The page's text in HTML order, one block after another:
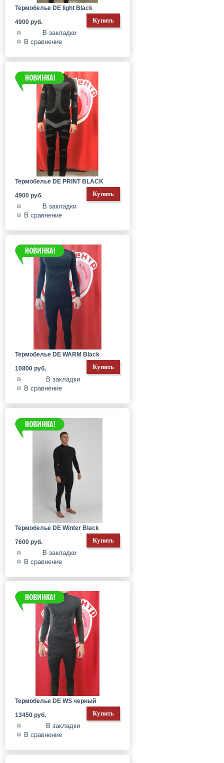
Термобелье DE light Black
4900 руб.
В закладки
В сравнение
Термобелье DE PRINT BLACK
4900 руб.
В закладки
В сравнение
Термобелье DE WARM Black
10800 руб.
В закладки
В сравнение
Термобелье DE Winter Black
7600 руб.
В закладки
В сравнение
Термобелье DE WS черный
13450 руб.
В закладки
В сравнение